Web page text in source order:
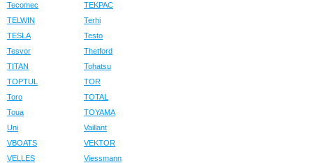
Tecomec
TEKPAC
TELWIN
Terhi
TESLA
Testo
Tesvor
Thetford
TITAN
Tohatsu
TOPTUL
TOR
Toro
TOTAL
Toua
TOYAMA
Uni
Vaillant
VBOATS
VEKTOR
VELLES
Viessmann